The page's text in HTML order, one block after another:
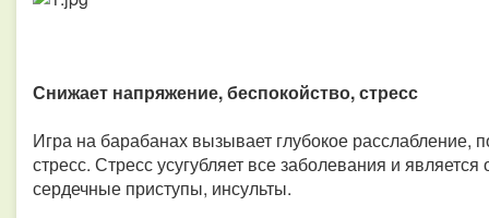
Снижает напряжение, беспокойство, стресс
Игра на барабанах вызывает глубокое расслабление,
стресс. Стресс усугубляет все заболевания и
сердечные приступы, инсульты.